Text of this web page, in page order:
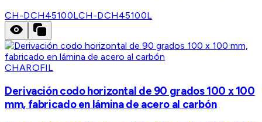
CH-DCH45100LCH-DCH45100L
CHAROFIL
Derivación codo horizontal de 90 grados 100 x 100
mm, fabricado en lámina de acero al carbón